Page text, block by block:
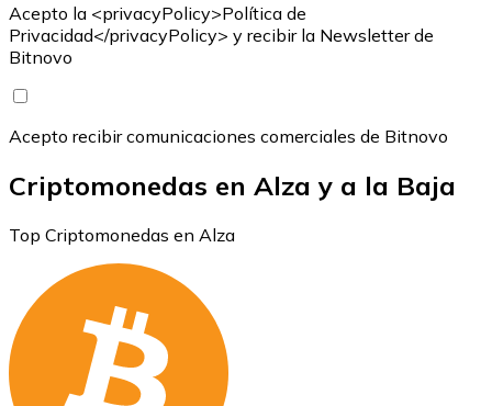
Acepto la <privacyPolicy>Política de
Privacidad</privacyPolicy> y recibir la Newsletter de
Bitnovo
Acepto recibir comunicaciones comerciales de Bitnovo
Criptomonedas en Alza y a la Baja
Top Criptomonedas en Alza